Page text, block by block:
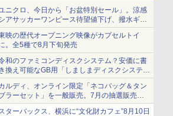
ニクロ、今日から「お盆特別セール」。涼感
アサッカーワンピース待望値下げ、撥水ギア
ョーツは1990円に
映の歴代オープニング映像がカプセルトイ
。全5種で8月下旬発売
和のファミコンディスクシステム？安価に書
換え可能なGB用「しましまディスクシステ
」
ルディ、オンライン限定「ネコバッグ＆タン
ラーセット」を一般販売。7月の抽選販売の
選無効分
ターバックス、横浜に“文化財カフェ”8月10日